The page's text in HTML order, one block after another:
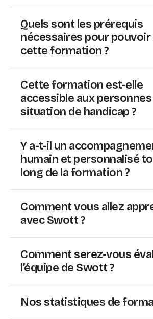
Quels sont les prérequis
nécessaires pour
cette formation ?
Cette formation est-elle
accessible aux
situation de handicap ?
Y a-t-il un
humain et personnalisé
long de la formation ?
Comment vous allez
avec Swott ?
Comment serez-vous
l’équipe de Swott ?
Nos statistiques de